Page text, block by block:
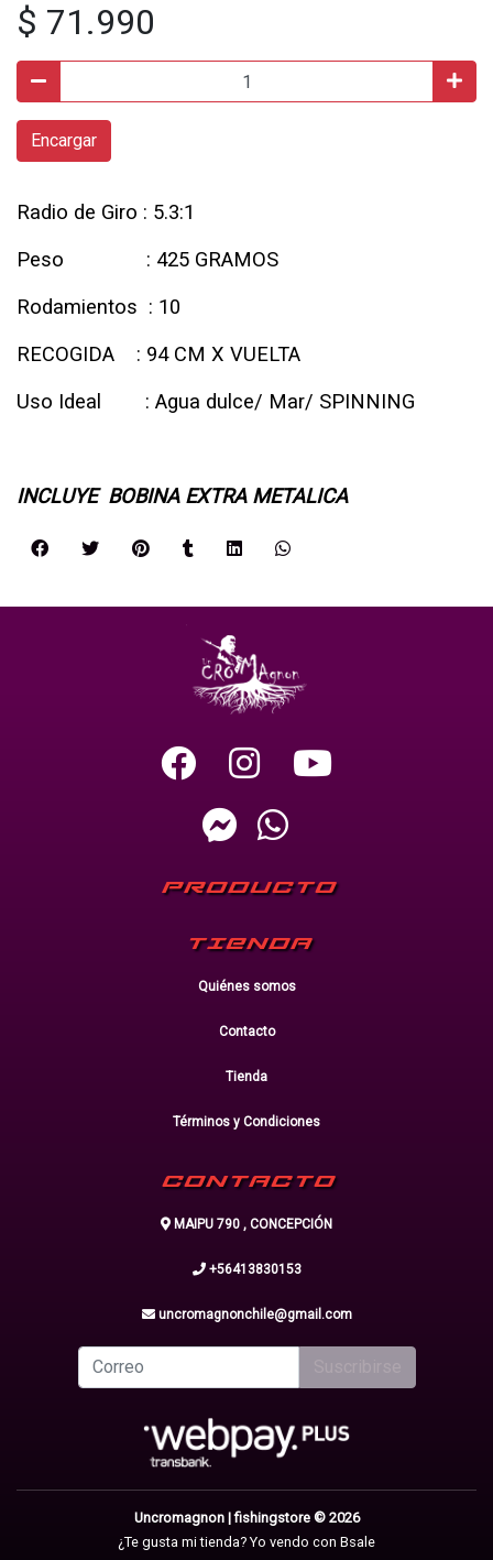
$ 71.990
Encargar
Radio de Giro : 5.3:1
Peso : 425 GRAMOS
Rodamientos : 10
RECOGIDA : 94 CM X VUELTA
Uso Ideal : Agua dulce/ Mar/ SPINNING
INCLUYE BOBINA EXTRA METALICA
PRODUCTO
TIENDA
Quiénes somos
Contacto
Tienda
Términos y Condiciones
CONTACTO
MAIPU 790 , CONCEPCIÓN
+56413830153
uncromagnonchile@gmail.com
Uncromagnon | fishingstore © 2026
¿Te gusta mi tienda? Yo vendo con Bsale